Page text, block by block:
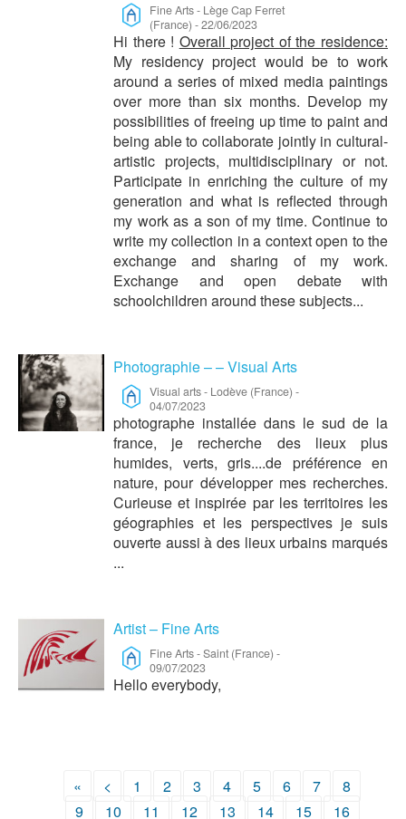
Fine Arts- Lège Cap Ferret
(France) -22/06/2023
Hi there ! Overall project of the residence:
My residency project would be to work
around a series of mixed media paintings
over more than six months. Develop my
possibilities of freeing up time to paint and
being able to collaborate jointly in cultural-
artistic projects, multidisciplinary or not.
Participate in enriching the culture of my
generation and what is reflected through
my work as a son of my time. Continue to
write my collection in a context open to the
exchange and sharing of my work.
Exchange and open debate with
schoolchildren around these subjects...
Photographie – – Visual Arts
Visual arts- Lodève (France) -
04/07/2023
photographe installée dans le sud de la
france, je recherche des lieux plus
humides, verts, gris....de préférence en
nature, pour développer mes recherches.
Curieuse et inspirée par les territoires les
géographies et les perspectives je suis
ouverte aussi à des lieux urbains marqués
...
Artist – Fine Arts
Fine Arts-Saint (France) -
09/07/2023
Hello everybody,
« < 1 2 3 4 5 6 7
8
9
10 11 12 13 14 15
16